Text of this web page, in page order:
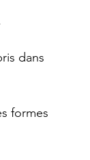
dans
formes